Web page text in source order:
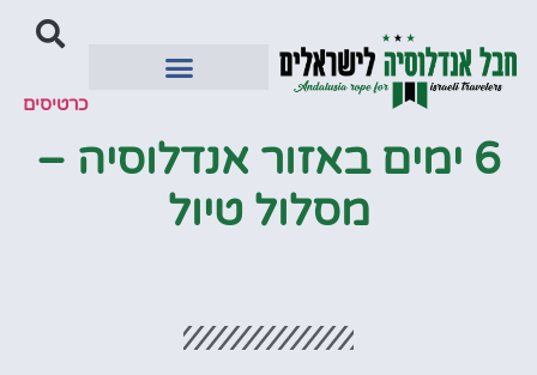
כרטיסים
6 ימים באזור אנדלוסיה –
מסלול טיול